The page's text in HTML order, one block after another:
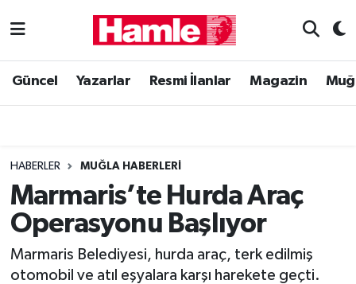
Güncel Yazarlar Resmi İlanlar Magazin
HABERLER MUĞLA HABERLERI
Marmaris’te Hurda Araç
Operasyonu Başlıyor
Marmaris Belediyesi, hurda araç, terk edilmiş
otomobil ve atıl eşyalara karşı harekete geçti.
Güncel
Muğla Haber
Siyaset
Muğla Nöbetçi Eczaneler
Muğla Trafik Yoğunluk Haritası
Süper Lig Puan Durumu ve Fikstür
Tüm Manşetler